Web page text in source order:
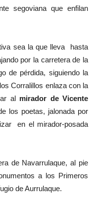
segoviana que enfilan
sea la que lleva hasta
por la carretera de la
de pérdida, siguiendo la
Corralillos enlaza con la
al mirador de Vicente
los poetas, jalonada por
en el mirador-posada
de Navarrulaque, al pie
a los Primeros
de Aurrulaque.